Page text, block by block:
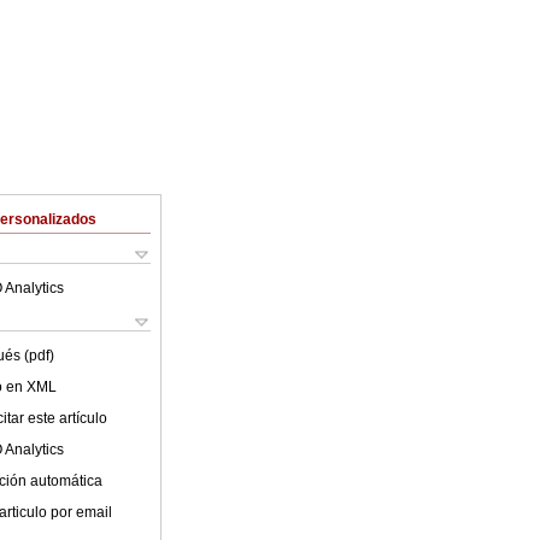
Analytics
(pdf)
en XML
este artículo
Analytics
automática
por email